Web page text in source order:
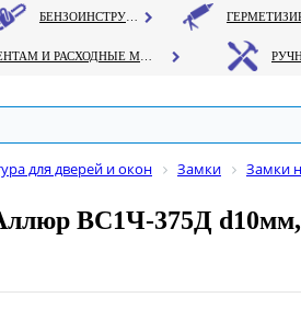
для дверей и окон Замки Замки
ВС1Ч-375Д